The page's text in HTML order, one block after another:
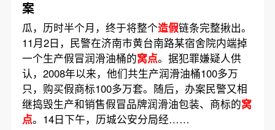
案
瓜，历时半个月，终于将整个造假链条完整揪出。
11月2日，民警在济南市黄台南路某宿舍院内端掉
一个生产假冒润滑油桶的窝点。据犯罪嫌疑人供
认，2008年以来，他们共生产润滑油桶100多万
只，购买假商标100多万套。随后，办案民警又相
继捣毁生产和销售假冒品牌润滑油包装、商标的窝
点。14日下午，历城公安分局经……